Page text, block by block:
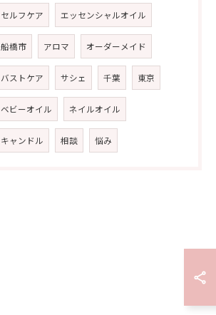
セルフケア エッセンシャルオイル
船橋市 アロマ オーダーメイド
バストケア サシェ 千葉 東京
ベビーオイル ネイルオイル
キャンドル 相談 悩み